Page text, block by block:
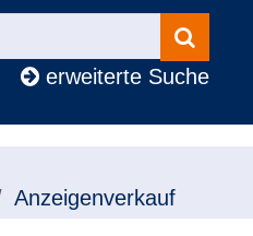
Kurse
suchen
erweiterte Suche
Anzeigenverkauf